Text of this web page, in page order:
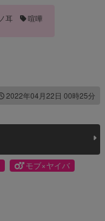
耳 喧嘩
2022年04月22日 00時25分
モブ×ヤイバ